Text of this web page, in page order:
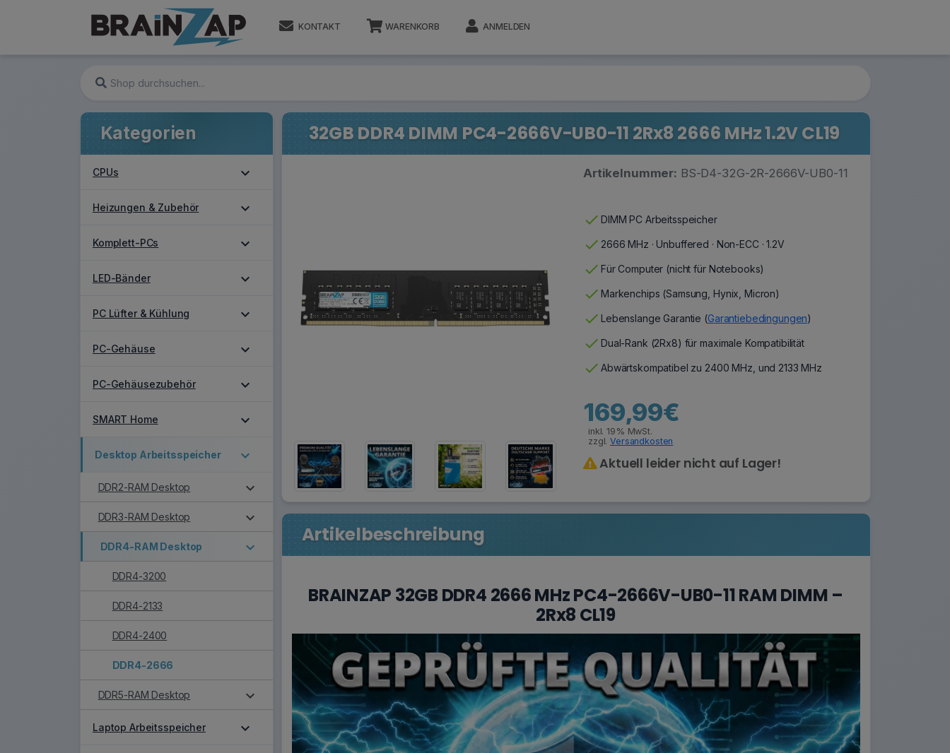
KONTAKT WARENKORB ANMELDEN
Kategorien
CPUs expand_more
Heizungen & Zubehör expand_more
Komplett-PCs expand_more
LED-Bänder expand_more
PC Lüfter & Kühlung expand_more
PC-Gehäuse expand_more
PC-Gehäusezubehör expand_more
SMART Home expand_more
Desktop Arbeitsspeicher expand_more
DDR2-RAM Desktop expand_more
DDR3-RAM Desktop expand_more
DDR4-RAM Desktop expand_more
DDR4-3200
DDR4-2133
DDR4-2400
DDR4-2666
DDR5-RAM Desktop expand_more
Laptop Arbeitsspeicher expand_more
32GB DDR4 DIMM PC4-2666V-UB0-11 2Rx8 2666 MHz 1.2V CL19
Artikelnummer: BS-D4-32G-2R-2666V-UB0-11
check DIMM PC Arbeitsspeicher
check 2666 MHz · Unbuffered · Non-ECC · 1.2V
check Für Computer (nicht für Notebooks)
check Markenchips (Samsung, Hynix, Micron)
check Lebenslange Garantie (Garantiebedingungen)
check Dual-Rank (2Rx8) für maximale Kompatibilität
check Abwärtskompatibel zu 2400 MHz, und 2133 MHz
169,99€
inkl. 19% MwSt.
zzgl.Versandkosten
Aktuell leider nicht auf Lager!
Artikelbeschreibung
BRAINZAP 32GB DDR4 2666 MHz PC4-2666V-UB0-11 RAM DIMM –
2Rx8 CL19